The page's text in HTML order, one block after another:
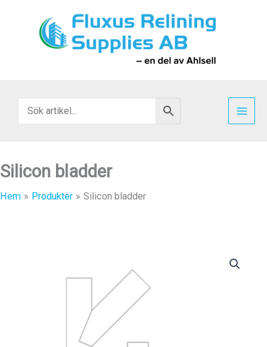
Silicon bladder
Hem Produkter Silicon bladder